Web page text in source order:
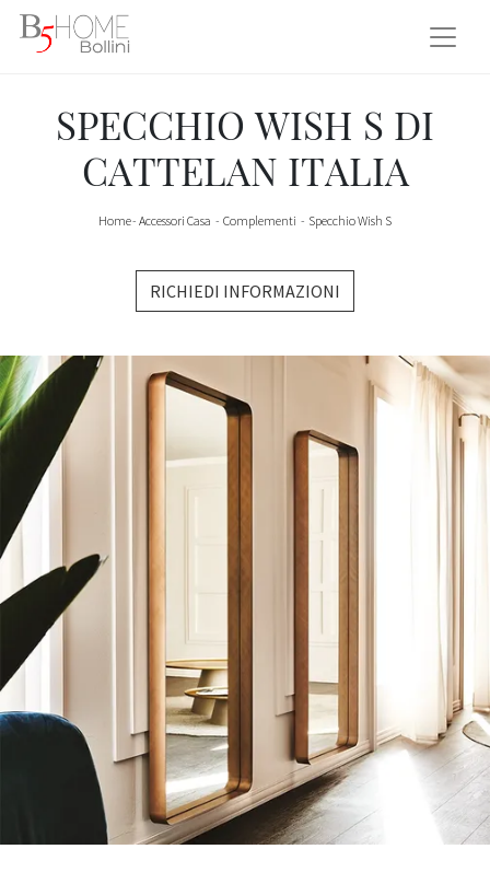
SPECCHIO WISH S DI
CATTELAN ITALIA
Home- Accessori Casa - Complementi - Specchio Wish S
RICHIEDI INFORMAZIONI